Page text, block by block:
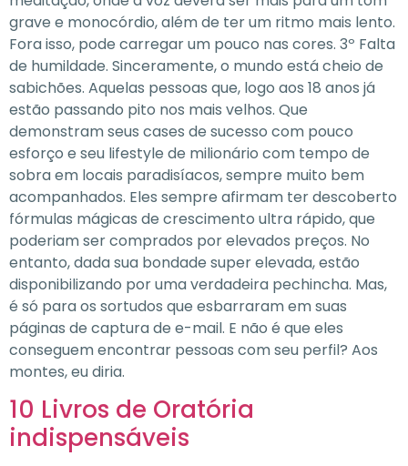
grave e monocórdio, além de ter um ritmo mais lento.
Fora isso, pode carregar um pouco nas cores. 3º Falta
de humildade. Sinceramente, o mundo está cheio de
sabichões. Aquelas pessoas que, logo aos 18 anos já
estão passando pito nos mais velhos. Que
demonstram seus cases de sucesso com pouco
esforço e seu lifestyle de milionário com tempo de
sobra em locais paradisíacos, sempre muito bem
acompanhados. Eles sempre afirmam ter descoberto
fórmulas mágicas de crescimento ultra rápido, que
poderiam ser comprados por elevados preços. No
entanto, dada sua bondade super elevada, estão
disponibilizando por uma verdadeira pechincha. Mas,
é só para os sortudos que esbarraram em suas
páginas de captura de e-mail. E não é que eles
conseguem encontrar pessoas com seu perfil? Aos
montes, eu diria.
10 Livros de Oratória
indispensáveis